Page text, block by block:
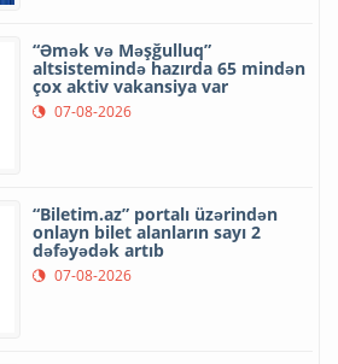
“Əmək və Məşğulluq”
altsistemində hazırda 65 mindən
çox aktiv vakansiya var
07-08-2026
“Biletim.az” portalı üzərindən
onlayn bilet alanların sayı 2
dəfəyədək artıb
07-08-2026